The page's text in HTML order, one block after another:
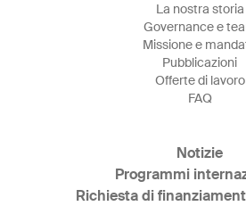
La nostra storia
Governance e
Missione e
Pubblicazioni
Offerte di lavoro
FAQ
Notizie
Programmi
Richiesta di